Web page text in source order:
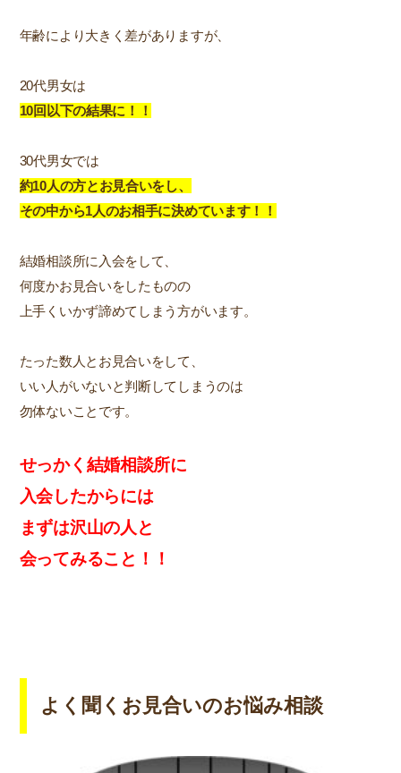
年齢により大きく差がありますが、
20代男女は
10回以下の結果に！！
30代男女では
約10人の方とお見合いをし、
その中から1人のお相手に決めています！！
結婚相談所に入会をして、
何度かお見合いをしたものの
上手くいかず諦めてしまう方がいます。
たった数人とお見合いをして、
いい人がいないと判断してしまうのは
勿体ないことです。
せっかく結婚相談所に
入会したからには
まずは沢山の人と
会ってみること！！
よく聞くお見合いのお悩み相談